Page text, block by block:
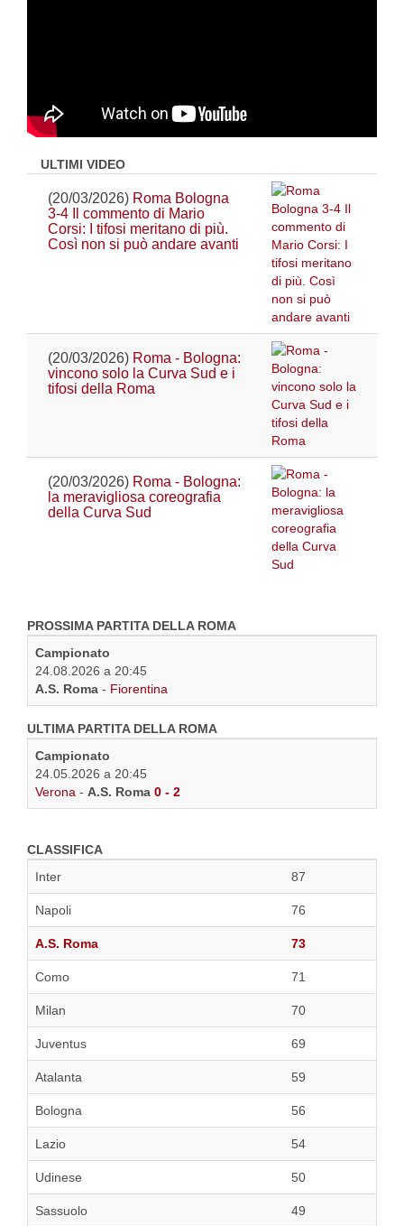
ULTIMI VIDEO
(20/03/2026) Roma Bologna
3-4 Il commento di Mario
Corsi: I tifosi meritano di più.
Così non si può andare avanti
(20/03/2026) Roma - Bologna:
vincono solo la Curva Sud e i
tifosi della Roma
(20/03/2026) Roma - Bologna:
la meravigliosa coreografia
della Curva Sud
PROSSIMA PARTITA DELLA ROMA
Campionato
24.08.2026 a 20:45
A.S. Roma - Fiorentina
ULTIMA PARTITA DELLA ROMA
Campionato
24.05.2026 a 20:45
Verona - A.S. Roma 0 - 2
CLASSIFICA
Inter
87
Napoli 76
A.S. Roma 73
Como 71
Milan 70
Juventus 69
Atalanta 59
Bologna 56
Lazio 54
Udinese 50
Sassuolo 49